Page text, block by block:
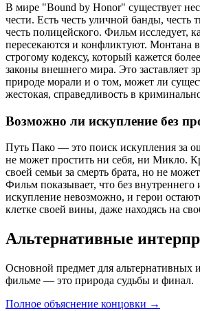
В мире "Bound by Honor" существует
чести. Есть честь уличной банды, честь
честь полицейского. Фильм исследует,
пересекаются и конфликтуют. Монтана
строгому кодексу, который кажется
законы внешнего мира. Это заставляет
природе морали и о том, может ли
жестокая, справедливость в
Возможно ли искупление без
Путь Пако — это поиск искупления за
не может простить ни себя, ни Микло.
своей семьи за смерть брата, но не
Фильм показывает, что без
искупление невозможно, и герои
клетке своей вины, даже находясь на
Альтернативные
Основной предмет для альтернативных
фильме — это природа судьбы и финал.
Полное объяснение концовки →